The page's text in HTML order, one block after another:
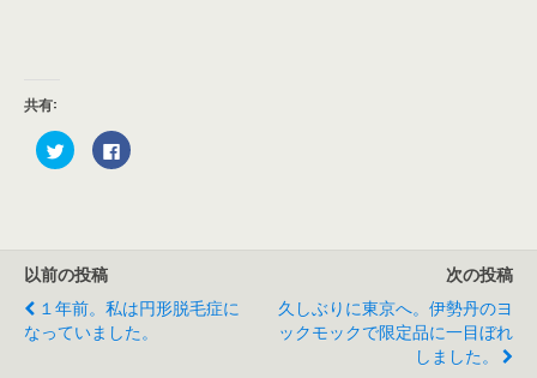
共有:
ク
リ
t
e
r
で
共
F
a
す
る
に
は
以前の投稿
１年前。私は円形脱毛症に
なっていました。
次の投稿
久しぶりに東京へ。伊勢丹のヨ
ックモックで限定品に一目ぼれ
しました。